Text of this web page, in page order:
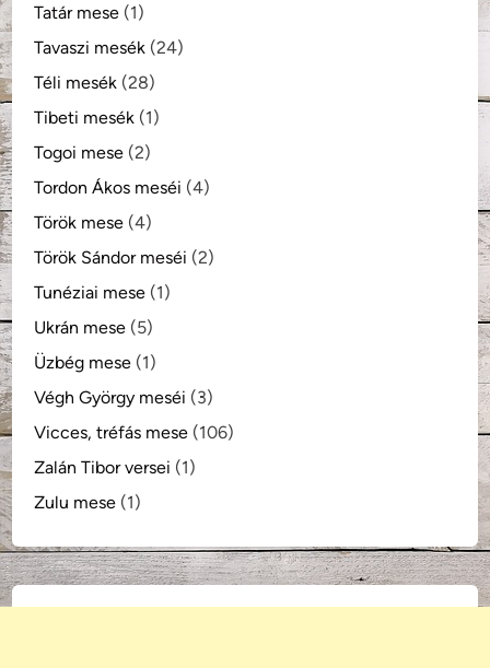
Tatár mese (1)
Tavaszi mesék (24)
Téli mesék (28)
Tibeti mesék (1)
Togoi mese (2)
Tordon Ákos meséi (4)
Török mese (4)
Török Sándor meséi (2)
Tunéziai mese (1)
Ukrán mese (5)
Üzbég mese (1)
Végh György meséi (3)
Vicces, tréfás mese (106)
Zalán Tibor versei (1)
Zulu mese (1)